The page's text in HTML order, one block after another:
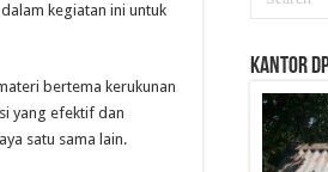
kegiatan ini untuk
bertema kerukunan
yang efektif dan
satu sama lain.
Kantor